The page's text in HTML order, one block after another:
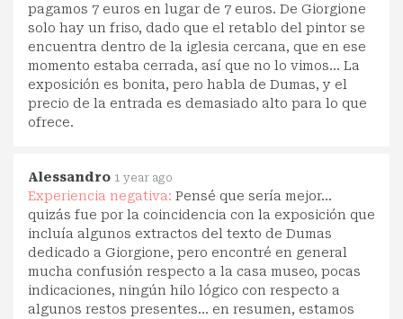
pagamos 7 euros en lugar de 7 euros. De Giorgione
solo hay un friso, dado que el retablo del pintor se
encuentra dentro de la iglesia cercana, que en ese
momento estaba cerrada, así que no lo vimos... La
exposición es bonita, pero habla de Dumas, y el
precio de la entrada es demasiado alto para lo que
ofrece.
Alessandro 1 year ago
Experiencia negativa: Pensé que sería mejor...
quizás fue por la coincidencia con la exposición que
incluía algunos extractos del texto de Dumas
dedicado a Giorgione, pero encontré en general
mucha confusión respecto a la casa museo, pocas
indicaciones, ningún hilo lógico con respecto a
algunos restos presentes... en resumen, estamos